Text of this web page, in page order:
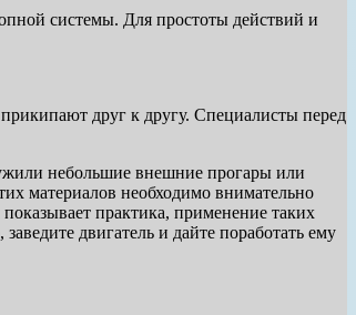
системы. Для простоты действий и
друг к другу. Специалисты перед
небольшие внешние прогары или
материалов необходимо внимательно
практика, применение таких
двигатель и дайте поработать ему